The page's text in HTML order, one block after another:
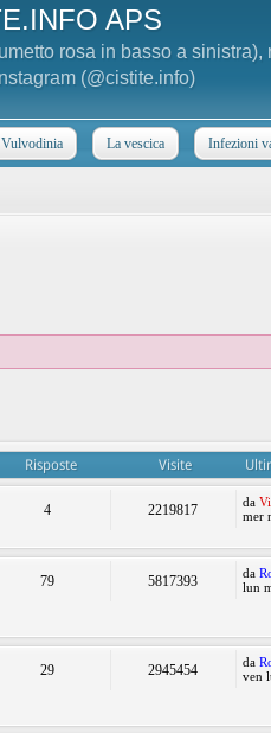
APS
rosa in basso a
(@cistite.info)
Vulvodinia La vescica Infezioni
Risposte Visite
4 2219817 da
mer
79 5817393 da
lun
29 2945454 da
ven